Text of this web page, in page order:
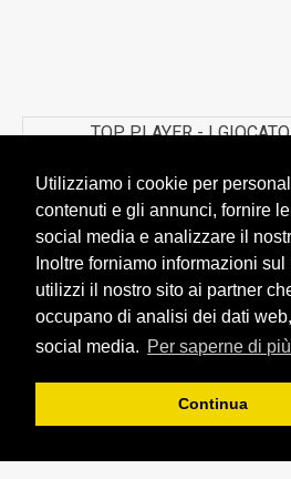
Utilizziamo i cookie per
contenuti e gli annunci, fornire
social media e analizzare il
Inoltre forniamo informazioni
utilizzi il nostro sito ai partner
occupano di analisi dei dati
social media. Per saperne di più
Continua
TOP PLAYER - I